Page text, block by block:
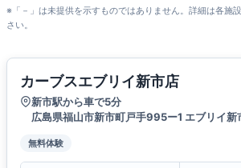
※「－」は未提供を示すものではありません。詳細は各施
さい。
カーブスエブリイ新市店
新市駅から車で5分
広島県福山市新市町戸手995ー1 エブリイ新
無料体験